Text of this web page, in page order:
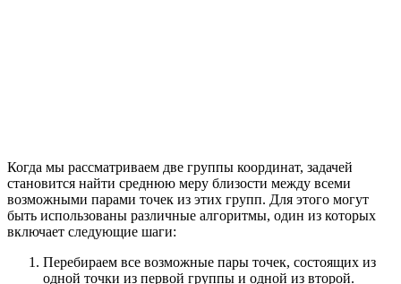
Когда мы рассматриваем две группы координат, задачей
становится найти среднюю меру близости между всеми
возможными парами точек из этих групп. Для этого могут
быть использованы различные алгоритмы, один из которых
включает следующие шаги:
Перебираем все возможные пары точек, состоящих из
одной точки из первой группы и одной из второй.